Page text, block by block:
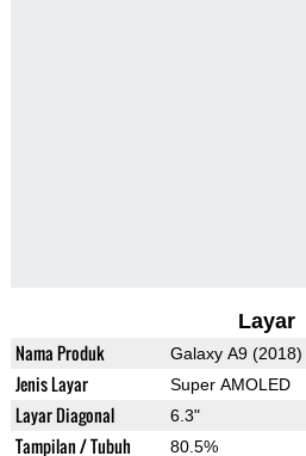
Layar
Nama Produk Galaxy A9 (2018)
Jenis Layar Super AMOLED
Layar Diagonal 6.3"
Tampilan / Tubuh 80.5%